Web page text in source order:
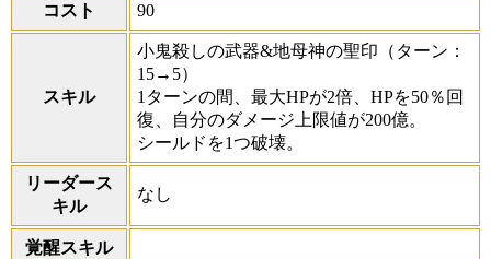
コスト 90
スキル
小鬼殺しの武器&地母神の聖印 （ターン：
15→5）
1ターンの間、最大HPが2倍、HPを50％回
復、自分のダメージ上限値が200億。
シールドを1つ破壊。
リーダース
キル
なし
覚醒スキル